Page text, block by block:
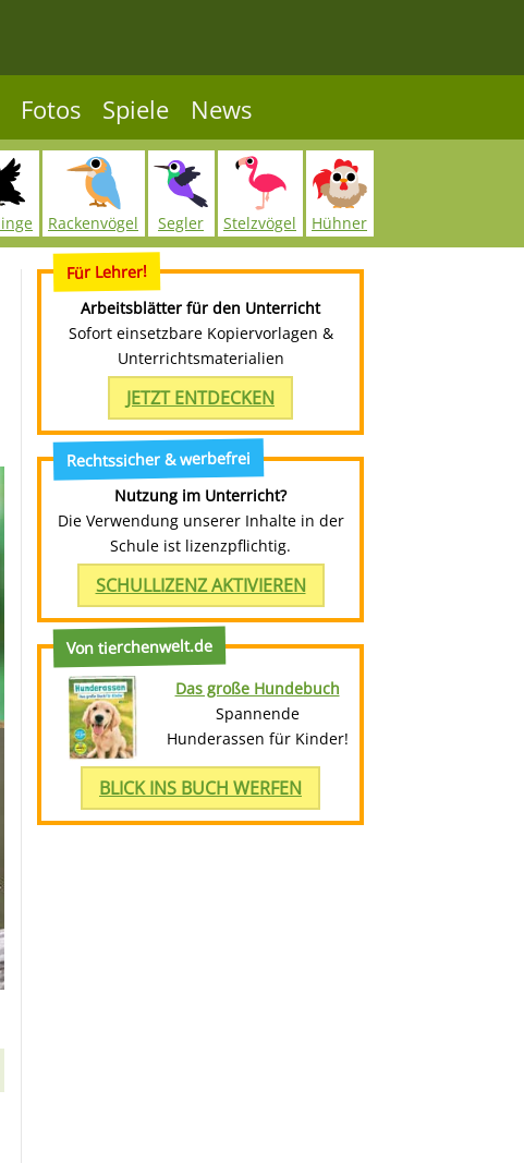
Fotos Spiele News
Rackenvögel Segler Stelzvögel Hühner
Für Lehrer!
Arbeitsblätter für den Unterricht
Sofort einsetzbare Kopiervorlagen &
Unterrichtsmaterialien
JETZT ENTDECKEN
Rechtssicher & werbefrei
Nutzung im Unterricht?
Die Verwendung unserer Inhalte in der
Schule ist lizenzpflichtig.
SCHULLIZENZ AKTIVIEREN
Von tierchenwelt.de
Das große Hundebuch
Spannende
Hunderassen für Kinder!
BLICK INS BUCH WERFEN